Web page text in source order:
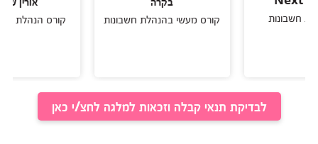
קורס מעשי בהנהלת חשבונות
קורס הנהלת חשבונות
לבדיקת תנאי קבלה וזכאות למלגה לחצ/י כאן